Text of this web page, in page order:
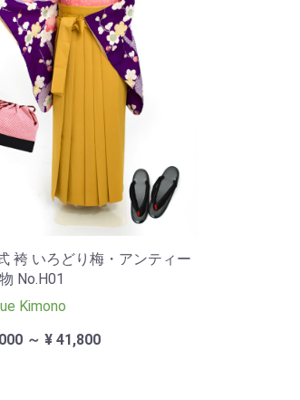
袴 いろどり梅・アンティー
No.H01
Kimono
～ ¥ 41,800